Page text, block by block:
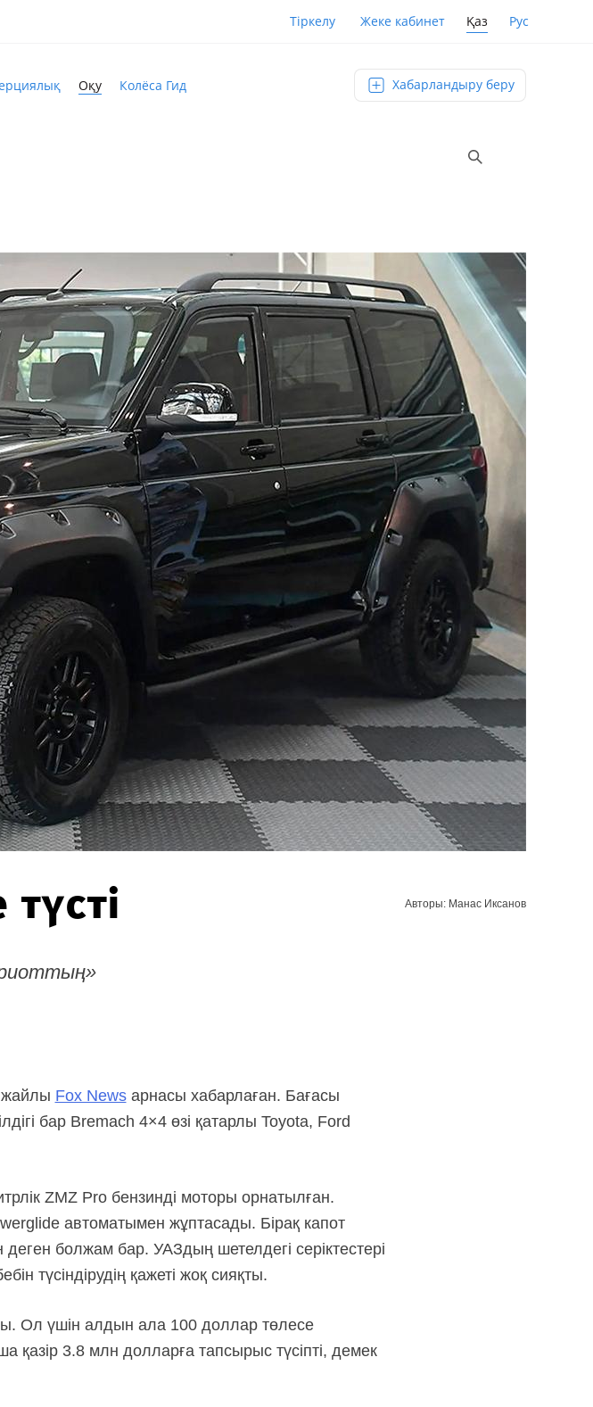
Тіркелу Жеке кабинет Қаз Рус
Оқу Колёса Гид Хабарландыру беру
Авторы: Манас Иксанов
жайлы Fox Newsарнасы хабарлаған. Бағасы
бар Bremach 4×4 өзі қатарлы Toyota, Ford
ZMZ Pro бензинді моторы орнатылған.
автоматымен жұптасады. Бірақ капот
болжам бар. УАЗдың шетелдегі серіктестері
түсіндірудің қажеті жоқ сияқты.
Ол үшін алдын ала 100 доллар төлесе
қазір 3.8 млн долларға тапсырыс түсіпті, демек